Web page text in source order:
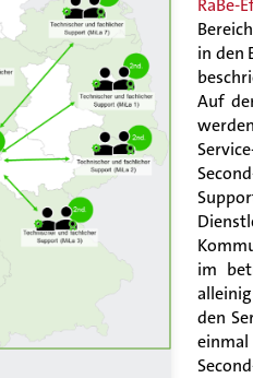
RaBe-
in den
Auf
im
den